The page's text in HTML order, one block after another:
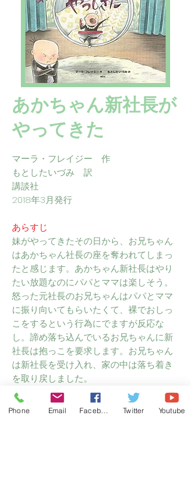
あかちゃん新社長が
やってきた
マーラ・フレイジー 作
もとしたいづみ 訳
講談社
2018年3月発行
あらすじ
妹がやってきたその日から、お兄ちゃん
はあかちゃん社長の座を奪われてしまっ
たと感じます。あかちゃん新社長はやり
たい放題なのにパパとママは楽しそう。
怒った元社長のお兄ちゃんはパパとママ
に振り向いてもらいたくて、裸でおしっ
こをするという行為にでますが反応な
し。諦め落ち込んでいるお兄ちゃんに新
社長は抱っこを要求します。お兄ちゃん
は新社長を受け入れ、家の中は落ち着き
を取り戻しました。
感想
Phone Email Twitter Youtube